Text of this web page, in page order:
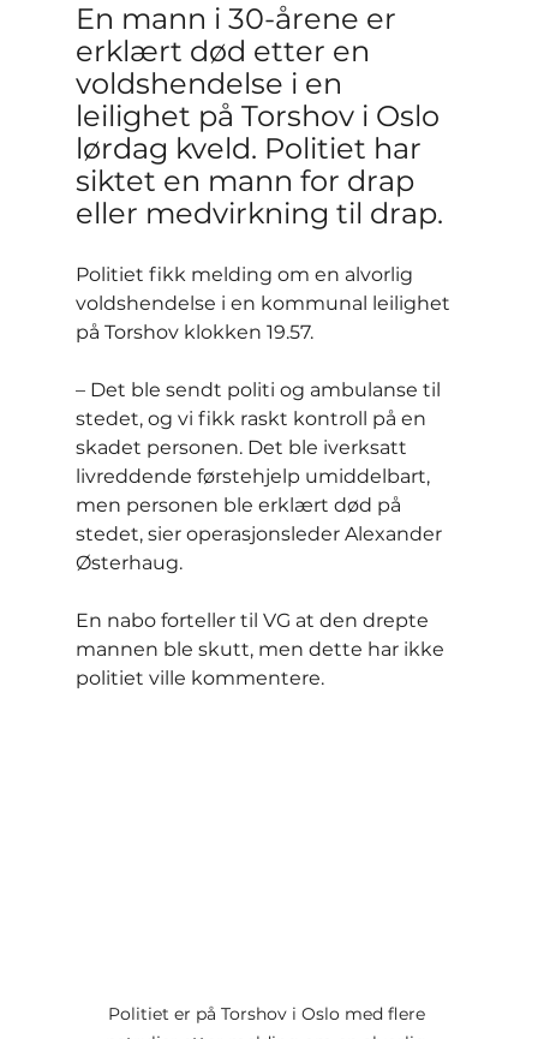
En mann i 30-årene er
erklært død etter en
voldshendelse i en
leilighet på Torshov i Oslo
lørdag kveld. Politiet har
siktet en mann for drap
eller medvirkning til drap.
Politiet fikk melding om en alvorlig
voldshendelse i en kommunal leilighet
på Torshov klokken 19.57.
– Det ble sendt politi og ambulanse til
stedet, og vi fikk raskt kontroll på en
skadet personen. Det ble iverksatt
livreddende førstehjelp umiddelbart,
men personen ble erklært død på
stedet, sier operasjonsleder Alexander
Østerhaug.
En nabo forteller til VG at den drepte
mannen ble skutt, men dette har ikke
politiet ville kommentere.
Politiet er på Torshov i Oslo med flere